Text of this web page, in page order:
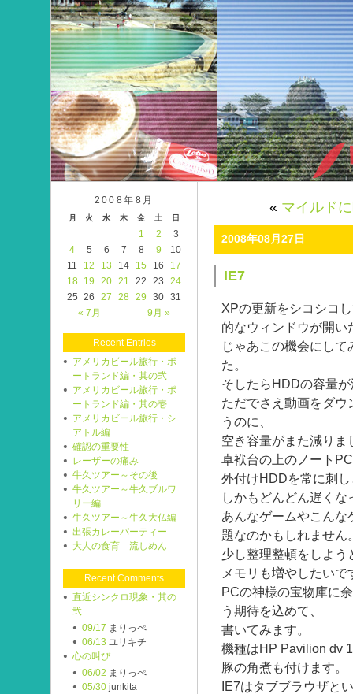
« マイルド
2008年08月27日
IE7
XPの更新をシコシコ
的なウィンドウが開い
じゃあこの機会にし
た。
そしたらHDDの容量
ただでさえ動画をダ
うのに、
空き容量がまた減りま
卓袱台の上のノート
外付けHDDを常に刺
しかもどんどん遅く
あんなゲームやこん
題なのかもしれません
少し整理整頓をしよう
メモリも増やしたいで
PCの神様の宝物庫に
う期待を込めて、
書いてみます。
機種はHP Pavilion dv
豚の角煮も付けます。
IE7はタブブラウザと
2008年8月
月 火 水 木 金 土 日
« 7月 9月 »
1 2
3
4
5 6 7 8 9
10
11
12 13 14 15 16
17
18
19 20 21 22 23
24
25 26 27 28 29 30 31
Recent Entries
アメリカビール旅行・ポ
ートランド編・其の弐
アメリカビール旅行・ポ
ートランド編・其の壱
アメリカビール旅行・シ
アトル編
確認の重要性
レーザーの痛み
牛久ツアー～その後
牛久ツアー～牛久ブルワ
リー編
牛久ツアー～牛久大仏編
出張カレーパーティー
大人の食育 流しめん
Recent Comments
直近シンクロ現象・其の
弐
09/17 まりっぺ
06/13 ユリキチ
心の叫び
06/02 まりっぺ
05/30 junkita